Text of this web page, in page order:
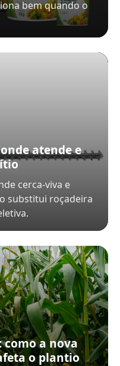
bem quando o
atende e
cerca-viva e
substitui roçadeira
a nova
o plantio